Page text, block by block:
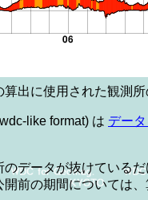
算出に使用された観測
like format) は デー
のデータが抜けている
開前の期間については